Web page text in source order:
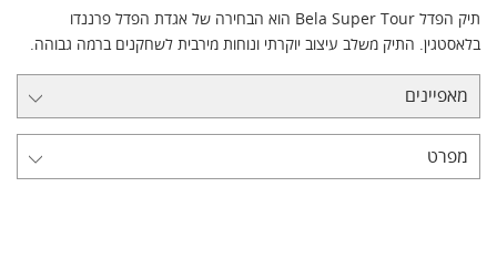
תיק הפדל Bela Super Tour הוא הבחירה של אגדת הפדל פרננדו
בלאסטגין. התיק משלב עיצוב יוקרתי ונוחות מירבית לשחקנים ברמה גבוהה.
מאפיינים
מפרט